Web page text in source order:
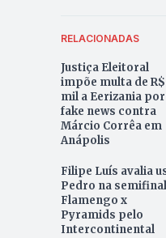
RELACIONADAS
Justiça Eleitoral
impõe multa de
mil a Eerizania por
fake news contra
Márcio Corrêa em
Anápolis
Filipe Luís avalia
Pedro na semifinal
Flamengo x
Pyramids pelo
Intercontinental